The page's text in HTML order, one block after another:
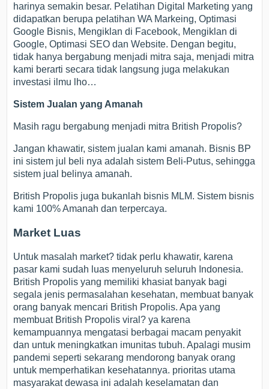
harinya semakin besar. Pelatihan Digital Marketing yang
didapatkan berupa pelatihan WA Markeing, Optimasi
Google Bisnis, Mengiklan di Facebook, Mengiklan di
Google, Optimasi SEO dan Website. Dengan begitu,
tidak hanya bergabung menjadi mitra saja, menjadi mitra
kami berarti secara tidak langsung juga melakukan
investasi ilmu lho…
Sistem Jualan yang Amanah
Masih ragu bergabung menjadi mitra British Propolis?
Jangan khawatir, sistem jualan kami amanah. Bisnis BP
ini sistem jul beli nya adalah sistem Beli-Putus, sehingga
sistem jual belinya amanah.
British Propolis juga bukanlah bisnis MLM. Sistem bisnis
kami 100% Amanah dan terpercaya.
Market Luas
Untuk masalah market? tidak perlu khawatir, karena
pasar kami sudah luas menyeluruh seluruh Indonesia.
British Propolis yang memiliki khasiat banyak bagi
segala jenis permasalahan kesehatan, membuat banyak
orang banyak mencari British Propolis. Apa yang
membuat British Propolis viral? ya karena
kemampuannya mengatasi berbagai macam penyakit
dan untuk meningkatkan imunitas tubuh. Apalagi musim
pandemi seperti sekarang mendorong banyak orang
untuk memperhatikan kesehatannya. prioritas utama
masyarakat dewasa ini adalah keselamatan dan